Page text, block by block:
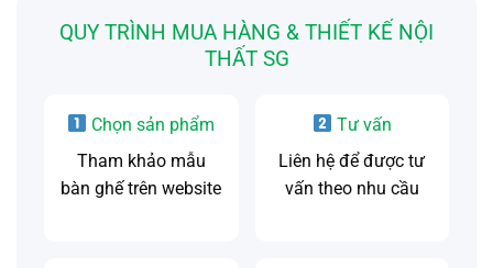
QUY TRÌNH MUA HÀNG & THIẾT KẾ NỘI
THẤT SG
Chọn sản phẩm
Tham khảo mẫu
bàn ghế trên website
Tư vấn
Liên hệ để được tư
vấn theo nhu cầu